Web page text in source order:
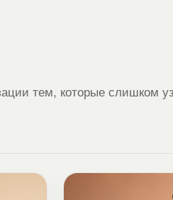
тем, которые слишком